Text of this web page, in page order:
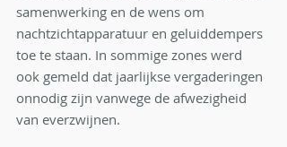
samenwerking en de wens om
nachtzichtapparatuur en geluiddempers
toe te staan. In sommige zones werd
ook gemeld dat jaarlijkse vergaderingen
onnodig zijn vanwege de afwezigheid
van everzwijnen.